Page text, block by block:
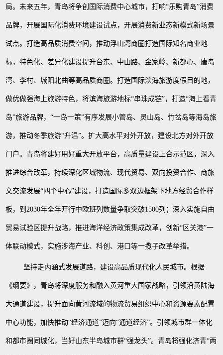
局。未来五年，青岛将争创国际消费中心城市，打响“乐购青岛”消费
品牌，开展国际化消费环境建设试点，开展消费新业态新模式新场景
试点。打造高品质消费空间，推动浮山湾商圈打造国际知名商业地
标，特色化、差异化建设提升台东、中山路、金家岭、新都心、唐岛
湾、李村、城阳北曲等高品质商圈。打造国际滨海旅游度假目的地，
做优做强海上旅游特色，将滨海旅游地标“串珠成链”，打造“海上看青
岛”旅游品牌，“一岛一策”有序发展小管岛、灵山岛、竹岔岛等海岛旅
游，推动冬季旅游“升温”。扩大高水平对外开放，建设北方对外开放
门户。青岛将建好用好重大开放平台，高质量建设上合示范区，深入
推进综合改革，持续深化区域物流、现代贸易、双向投资合作、商旅
文交流发展“四个中心”建设，打造国际多双边框架下地方经贸合作样
板，到2030年全年开行中欧班列数量争取突破1500列；深入实施自由
贸易试验区提升战略，推进海洋经济政策集成改革，创新“区关港”一
体联动模式，实施涉海产业、科创、港口等一揽子改革举措。
坚持走内涵式发展道路，建设高品质现代化人民城市。根据
《纲要》，青岛将深度服务和融入黄河重大国家战略，引领沿黄陆海
大通道建设，提升面向黄河流域的物流贸易组织中心和资源要素配置
中心功能，加快推动“经济通道”迈向“通道经济”。引领城市群一体化
和都市圈同城化，当好山东半岛城市群“强龙头”。青岛将强化济青“两